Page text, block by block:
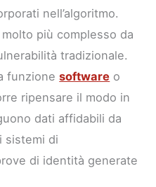
nell’algoritmo.
più complesso da
tradizionale.
funzionesoftware o
ripensare il modo in
dati affidabili da
sistemi di
di identità generate